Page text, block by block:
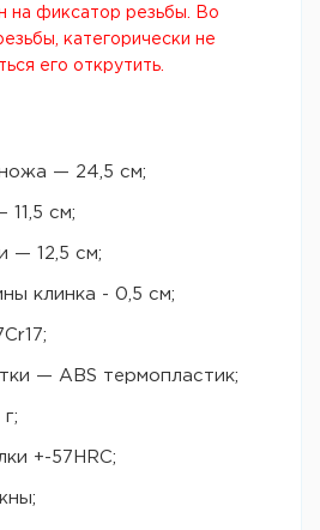
на фиксатор резьбы. Во
категорически не
его открутить.
— 24,5 см;
11,5 см;
— 12,5 см;
клинка - 0,5 см;
— ABS термопластик;
+-57HRC;